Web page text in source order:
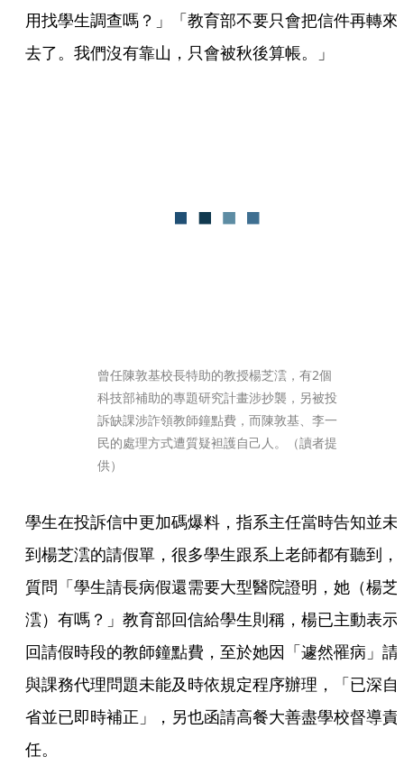
用找學生調查嗎？」「教育部不要只會把信件再轉來
去了。我們沒有靠山，只會被秋後算帳。」
曾任陳敦基校長特助的教授楊芝澐，有2個
科技部補助的專題研究計畫涉抄襲，另被投
訴缺課涉詐領教師鐘點費，而陳敦基、李一
民的處理方式遭質疑袒護自己人。（讀者提
供）
學生在投訴信中更加碼爆料，指系主任當時告知並未
到楊芝澐的請假單，很多學生跟系上老師都有聽到，
質問「學生請長病假還需要大型醫院證明，她（楊芝
澐）有嗎？」教育部回信給學生則稱，楊已主動表示
回請假時段的教師鐘點費，至於她因「遽然罹病」請
與課務代理問題未能及時依規定程序辦理，「已深自
省並已即時補正」，另也函請高餐大善盡學校督導責
任。